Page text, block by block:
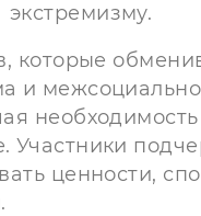
экстремизму.
которые
и
ценности,